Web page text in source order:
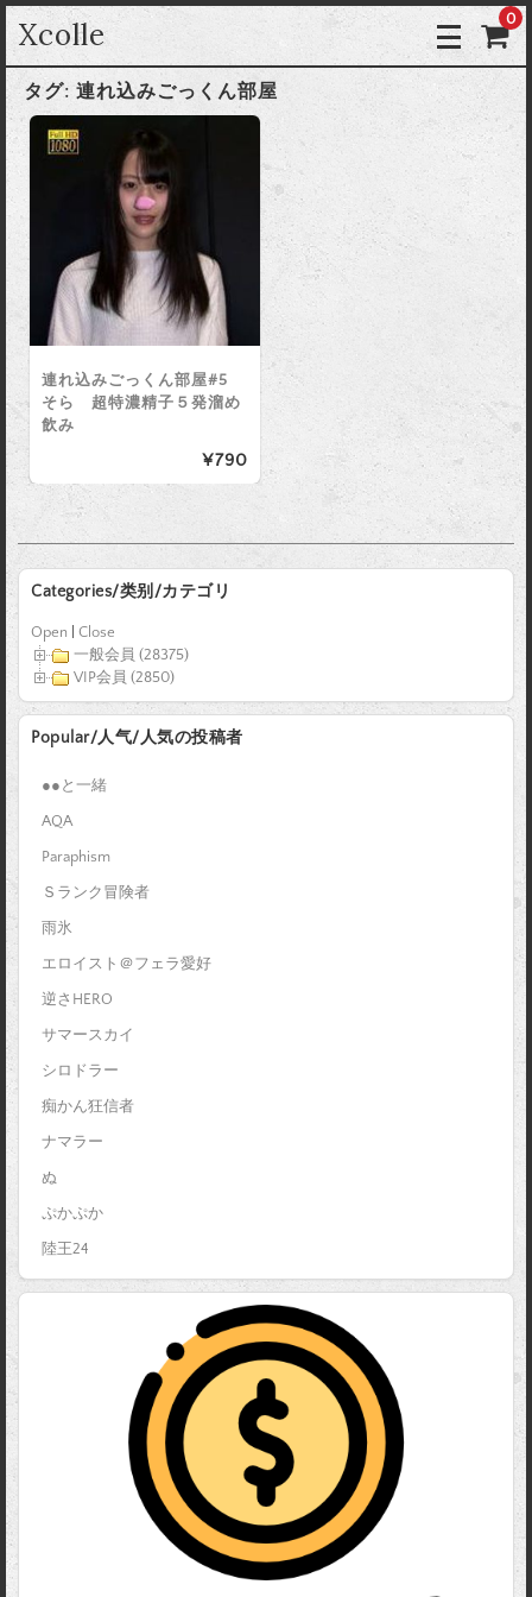
Xcolle 0
タグ: 連れ込みごっくん部屋
連れ込みごっくん部屋#5
そら 超特濃精子５発溜め
飲み
¥790
Categories/类别/カテゴリ
Open
Close
一般会員 (28375)
VIP会員 (2850)
Popular/人气/人気の投稿者
●●と一緒
AQA
Paraphism
Ｓランク冒険者
雨氷
エロイスト＠フェラ愛好
逆さHERO
サマースカイ
シロドラー
痴かん狂信者
ナマラー
ぬ
ぷかぷか
陸王24